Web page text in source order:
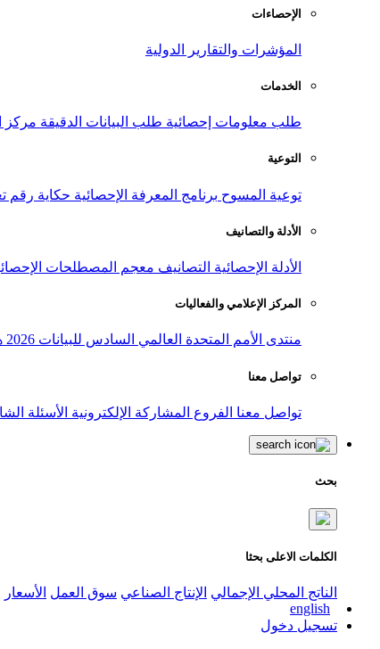
الإحصاءات
المؤشرات والتقارير الدولية
الخدمات
طلب معلومات إحصائية طلب البيانات الدقيقة مركز
التوعية
توعية المسوح برنامج المعرفة الإحصائية حكاية رقم
الأدلة والتصانيف
الأدلة الإحصائية التصانيف معجم المصطلحات
المركز الإعلامي والفعاليات
منتدى الأمم المتحدة العالمي السادس للبيانات 2026
تواصل معنا
تواصل معنا الفروع المشاركة الإلكترونية الأسئلة
بحث
الكلمات الاعلى بحثا
الناتج المحلي الإجمالي الإنتاج الصناعي سوق العمل الأسعار
english
تسجيل دخول